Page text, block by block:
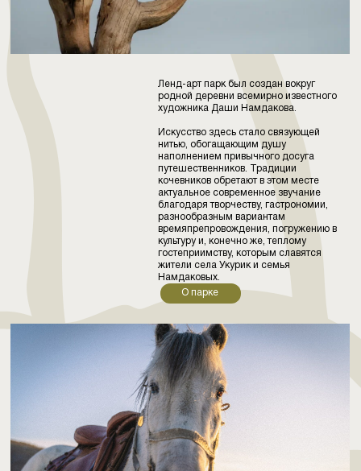
Ленд-арт парк был создан вокруг
родной деревни всемирно известного
художника Даши Намдакова.
Искусство здесь стало связующей
нитью, обогащающим душу
наполнением привычного досуга
путешественников. Традиции
кочевников обретают в этом месте
актуальное современное звучание
благодаря творчеству, гастрономии,
разнообразным вариантам
времяпрепровождения, погружению в
культуру и, конечно же, теплому
гостеприимству, которым славятся
жители села Укурик и семья
Намдаковых.
О парке